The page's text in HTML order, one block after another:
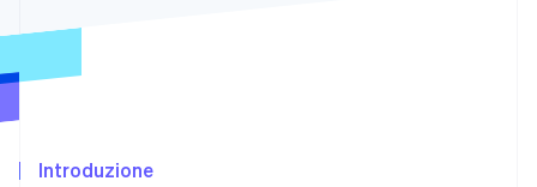
Prevenzione delle frodi
Climate
Introduzione